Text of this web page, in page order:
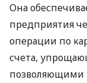
Она
предприятия
операции по
счета,
позволяющими